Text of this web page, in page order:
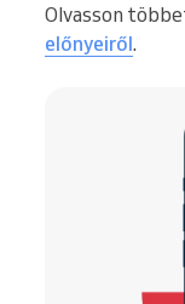
Olvasson
előnyeiről.